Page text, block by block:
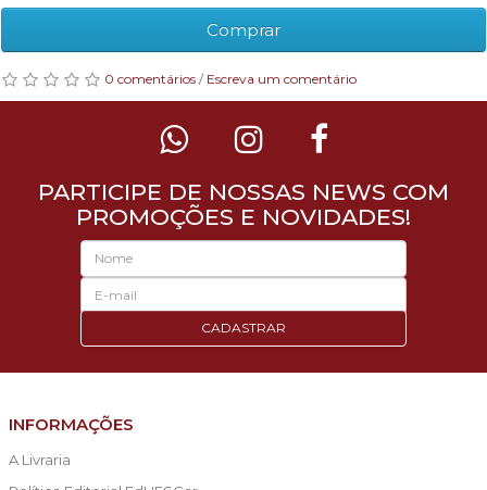
Comprar
0 comentários / Escreva um comentário
PARTICIPE DE NOSSAS NEWS COM
PROMOÇÕES E NOVIDADES!
CADASTRAR
INFORMAÇÕES
A Livraria